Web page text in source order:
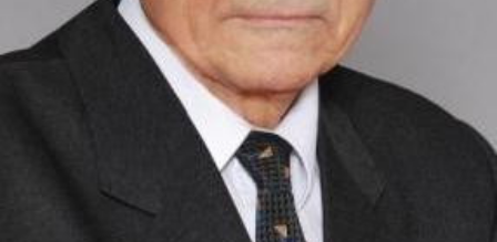
Секція суспільних і гуманітарних наук
Установи при Президії
Ради, комітети та комісії
Наукові центри МОН та НАН України
Громадські організації